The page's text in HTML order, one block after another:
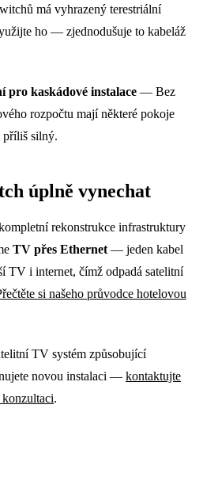
má vyhrazený terestriální
ho — zjednodušuje to kabeláž
pro kaskádové instalace — Bez
rozpočtu mají některé pokoje
příliš silný.
úplně vynechat
rekonstrukce infrastruktury
TV přes Ethernet — jeden kabel
TV i internet, čímž odpadá satelitní
si našeho průvodce hotelovou
TV systém způsobující
novou instalaci — kontaktujte
.